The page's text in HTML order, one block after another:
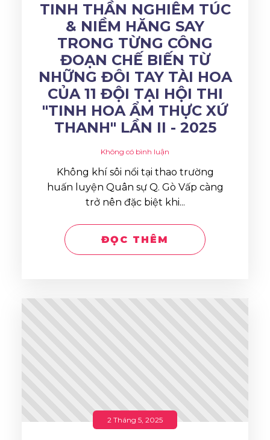
TINH THẦN NGHIÊM TÚC
& NIỀM HĂNG SAY
TRONG TỪNG CÔNG
ĐOẠN CHẾ BIẾN TỪ
NHỮNG ĐÔI TAY TÀI HOA
CỦA 11 ĐỘI TẠI HỘI THI
"TINH HOA ẨM THỰC XỨ
THANH" LẦN II - 2025
Không có bình luận
Không khí sôi nổi tại thao trường
huấn luyện Quân sự Q. Gò Vấp càng
trở nên đặc biệt khi...
ĐỌC THÊM
2 Tháng 5, 2025